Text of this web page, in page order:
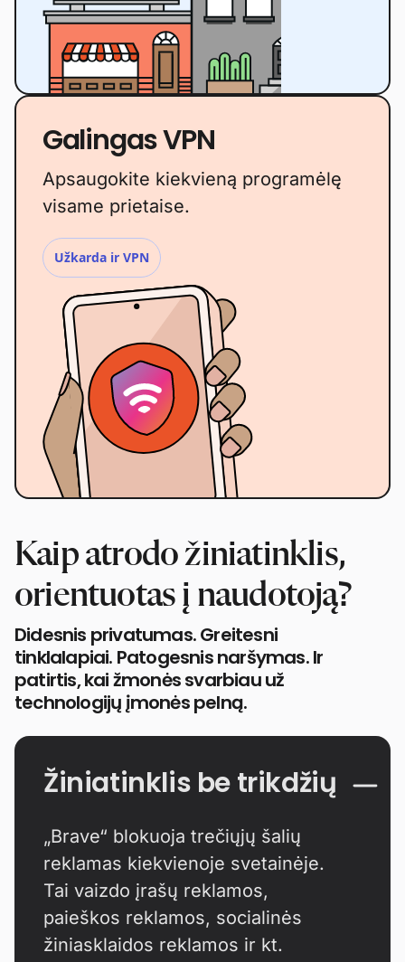
Galingas VPN
Apsaugokite kiekvieną programėlę
visame prietaise.
Užkarda ir VPN
Kaip atrodo žiniatinklis,
orientuotas į naudotoją?
Didesnis privatumas. Greitesni
tinklalapiai. Patogesnis naršymas. Ir
patirtis, kai žmonės svarbiau už
technologijų įmonės pelną.
Žiniatinklis be trikdžių
„Brave“ blokuoja trečiųjų šalių
reklamas kiekvienoje svetainėje.
Tai vaizdo įrašų reklamos,
paieškos reklamos, socialinės
žiniasklaidos reklamos ir kt.